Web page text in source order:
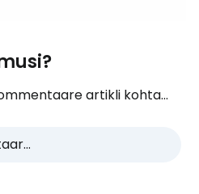
artikli kohta...